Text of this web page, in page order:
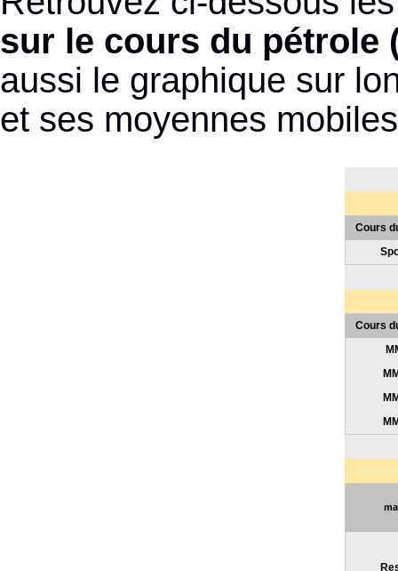
sur le cours du pétrole
aussi le graphique sur
et ses moyennes
Cours
Cours